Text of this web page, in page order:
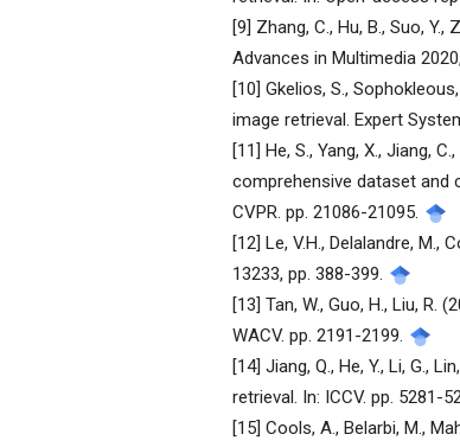
[9] Zhang, C., Hu, B., Suo,
Advances in Multimedia
[10] Gkelios, S.,
image retrieval. Expert
[11] He, S., Yang, X., Jiang,
comprehensive dataset and
CVPR. pp. 21086-21095.
[12] Le, V.H., Delalandre,
13233, pp. 388-399.
[13] Tan, W., Guo, H., Liu,
WACV. pp. 2191-2199.
[14] Jiang, Q., He, Y., Li, G.,
retrieval. In: ICCV. pp. 5281-
[15] Cools, A., Belarbi, M.,